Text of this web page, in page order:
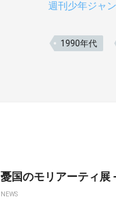
週刊少年ジャ
1990年代
憂国のモリアーティ展
NEWS